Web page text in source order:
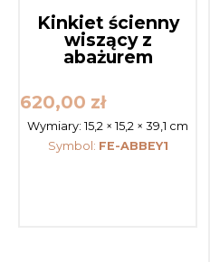
Kinkiet ścienny
wiszący z
abażurem
620,00 zł
Wymiary:15,2 × 15,2 × 39,1 cm
Symbol: FE-ABBEY1